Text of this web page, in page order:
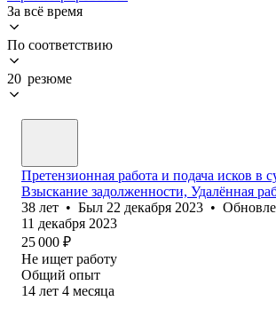
За всё время
По соответствию
20 резюме
Претензионная работа и подача исков в
Взыскание задолженности, Удалённая
38 лет • Был 22 декабря 2023 •
11 декабря 2023
25 000 ₽
Не ищет работу
Общий опыт
14 лет 4 месяца